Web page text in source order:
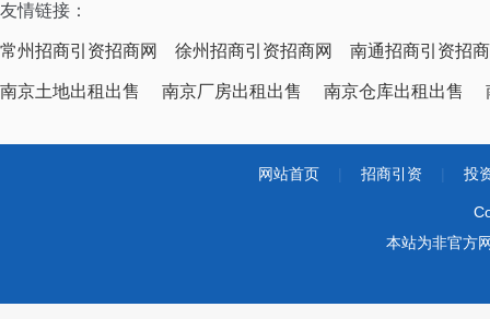
友情链接：
常州招商引资招商网 徐州招商引资招商网 南通招商引资招
南京土地出租出售 南京厂房出租出售 南京仓库出租出售
网站首页 招商引资 投
本站为非官方